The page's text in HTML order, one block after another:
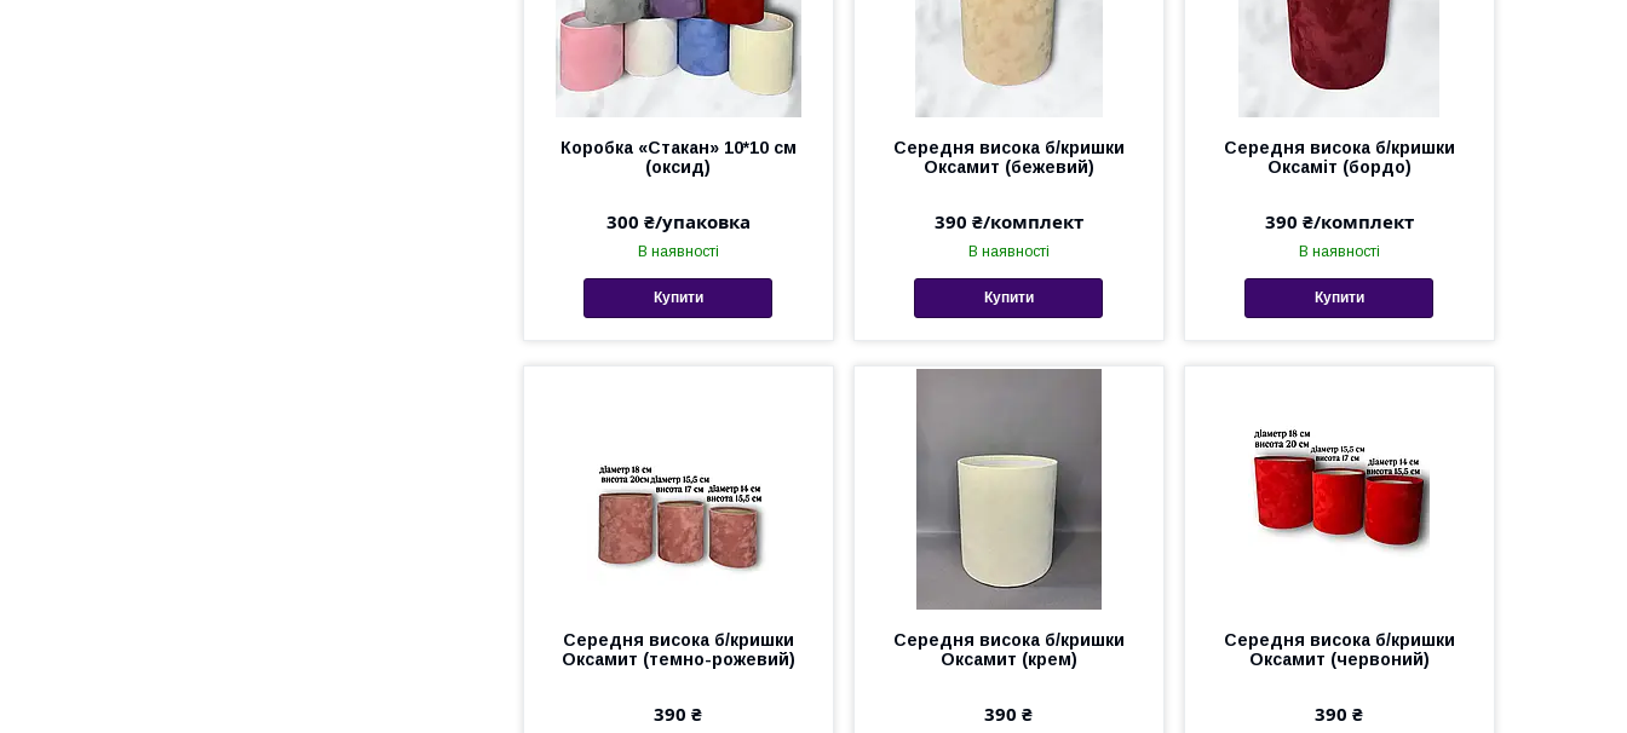
Коробка «Стакан» 10*10 см
(оксид)
300 ₴/упаковка
В наявності
Купити
Середня висока б/кришки
Оксамит (бежевий)
390 ₴/комплект
В наявності
Купити
Середня висока б/кришки
Оксаміт (бордо)
390 ₴/комплект
В наявності
Купити
Середня висока б/кришки
Оксамит (темно-рожевий)
390 ₴
Середня висока б/кришки
Оксамит (крем)
390 ₴
Середня висока б/кришки
Оксамит (червоний)
390 ₴